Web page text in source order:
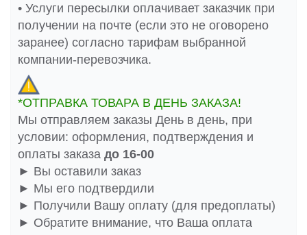
• Услуги пересылки оплачивает заказчик при
получении на почте (если это не оговорено
заранее) согласно тарифам выбранной
компании-перевозчика.
*ОТПРАВКА ТОВАРА В ДЕНЬ ЗАКАЗА!
Мы отправляем заказы День в день, при
условии: оформления, подтверждения и
оплаты заказа до 16-00
► Вы оставили заказ
► Мы его подтвердили
► Получили Вашу оплату (для предоплаты)
► Обратите внимание, что Ваша оплата